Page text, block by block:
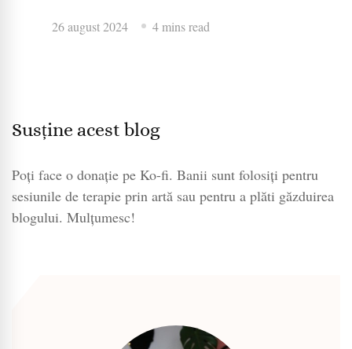
26 august 2024 4 mins read
Susține acest blog
Poți face o donație pe Ko-fi. Banii sunt folosiți pentru
sesiunile de terapie prin artă sau pentru a plăti găzduirea
blogului. Mulțumesc!